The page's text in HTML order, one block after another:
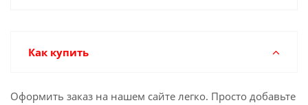
Как купить
Оформить заказ на нашем сайте легко. Просто добавьте